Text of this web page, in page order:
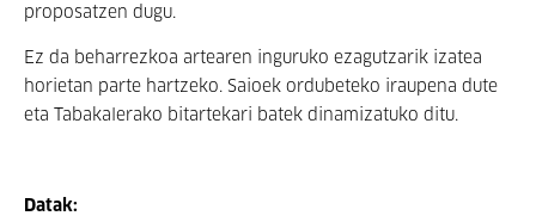
proposatzen dugu.
Ez da beharrezkoa artearen inguruko ezagutzarik izatea
horietan parte hartzeko. Saioek ordubeteko iraupena dute
eta Tabakalerako bitartekari batek dinamizatuko ditu.
Datak: